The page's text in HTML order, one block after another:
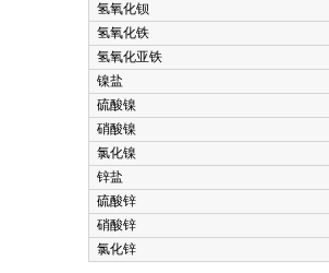
氢氧化钡
氢氧化铁
氢氧化亚铁
镍盐
硫酸镍
硝酸镍
氯化镍
锌盐
硫酸锌
硝酸锌
氯化锌